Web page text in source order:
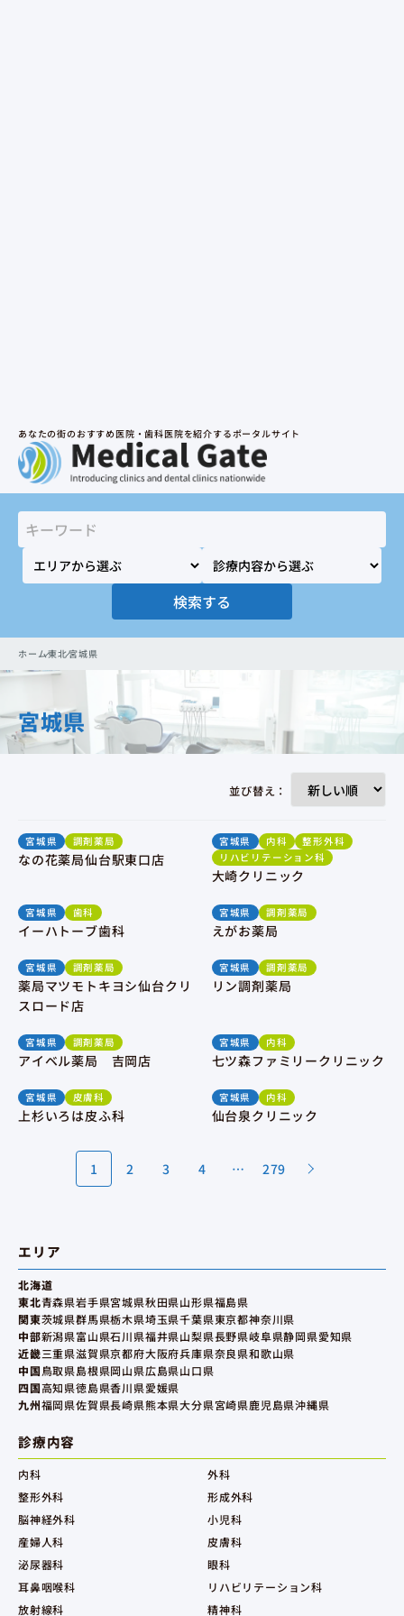
あなたの街のおすすめ医院・歯科医院を紹介するポータルサイト
検索する
ホーム東北宮城県
宮城県
並び替え：
宮城県 調剤薬局
なの花薬局仙台駅東口店
宮城県 内科
整形外科
リハビリテーション科
大崎クリニック
宮城県 歯科
イーハトーブ歯科
宮城県 調剤薬局
えがお薬局
宮城県 調剤薬局
薬局マツモトキヨシ仙台クリ
スロード店
宮城県 調剤薬局
リン調剤薬局
宮城県 調剤薬局
アイベル薬局 吉岡店
宮城県 内科
七ツ森ファミリークリニック
宮城県 皮膚科
上杉いろは皮ふ科
宮城県 内科
仙台泉クリニック
1 2 3 4 … 279
エリア
北海道
東北青森県岩手県宮城県秋田県山形県福島県
関東茨城県群馬県栃木県埼玉県千葉県東京都神奈川県
中部新潟県富山県石川県福井県山梨県長野県岐阜県静岡県愛知県
近畿三重県滋賀県京都府大阪府兵庫県奈良県和歌山県
中国鳥取県島根県岡山県広島県山口県
四国高知県徳島県香川県愛媛県
九州福岡県佐賀県長崎県熊本県大分県宮崎県鹿児島県沖縄県
診療内容
内科
外科
整形外科
形成外科
脳神経外科
小児科
産婦人科
皮膚科
泌尿器科
眼科
耳鼻咽喉科
リハビリテーション科
放射線科
精神科